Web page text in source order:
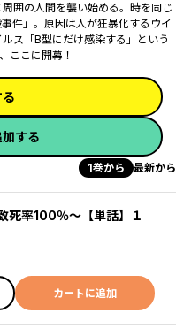
囲の人間を襲い始める。時を同じ
件」。原因は人が狂暴化するウイ
ス「B型にだけ感染する」という
ここに開幕！
する
1巻から 最新から
死率100％～【単話】１
カートに追加